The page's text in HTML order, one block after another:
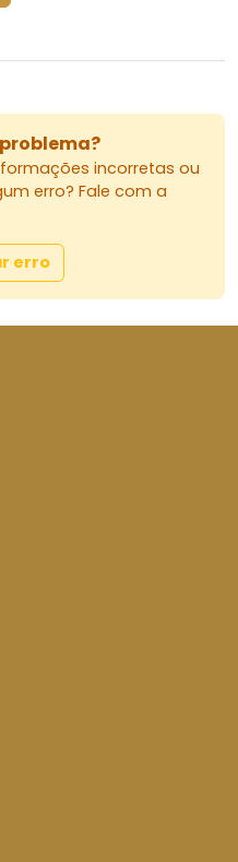
incorretas ou
erro? Fale com a
erro